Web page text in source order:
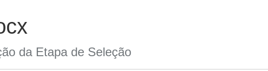
da Etapa de Seleção